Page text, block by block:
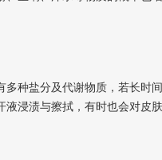
种盐分及代谢物质，若长时
浸渍与擦拭，有时也会对皮